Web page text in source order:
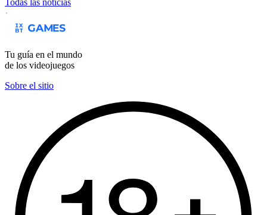
Tu guía en el mundo
de los videojuegos
Sobre el sitio